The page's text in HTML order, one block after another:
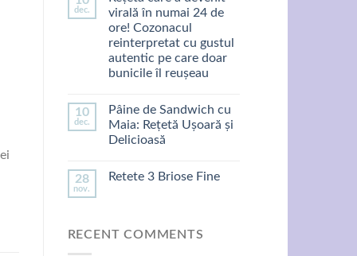
dec.
virală în numai 24 de
ore! Cozonacul
reinterpretat cu gustul
autentic pe care doar
bunicile îl reușeau
10
dec.
Pâine de Sandwich cu
Maia: Rețetă Ușoară și
Delicioasă
28
nov.
Retete 3 Briose Fine
RECENT COMMENTS